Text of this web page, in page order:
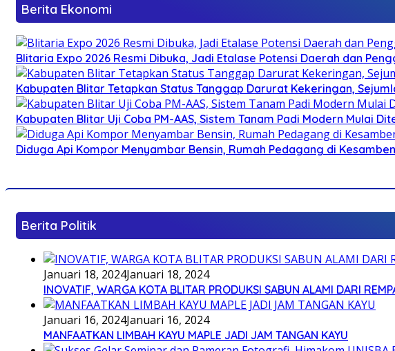
Berita Ekonomi
Blitaria Expo 2026 Resmi Dibuka, Jadi Etalase Potensi Daerah dan
Kabupaten Blitar Tetapkan Status Tanggap Darurat Kekeringan,
Kabupaten Blitar Uji Coba PM-AAS, Sistem Tanam Padi Modern Mulai
Diduga Api Kompor Menyambar Bensin, Rumah Pedagang di
Berita Politik
Januari 18, 2024Januari 18, 2024
INOVATIF, WARGA KOTA BLITAR PRODUKSI SABUN ALAMI DARI
Januari 16, 2024Januari 16, 2024
MANFAATKAN LIMBAH KAYU MAPLE JADI JAM TANGAN KAYU